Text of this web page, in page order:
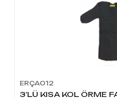
ERÇA012
3'LÜ KISA KOL ÖRME